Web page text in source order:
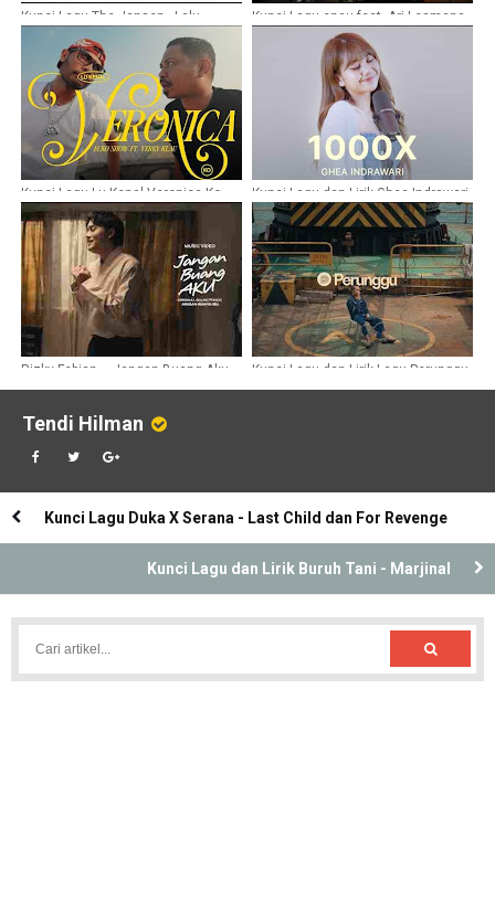
Kunci Lagu The Jansen - Lalu
Kunci Lagu enau feat. Ari Lesmana -
Kunci Lagu Lu Kenal Veronica Ko -
Ecko Show feat Verry Klau
Kunci Lagu dan Lirik Ghea Indrawari
- 1000X
Rizky Febian – Jangan Buang Aku
Kunci Lagu dan Lirik Lagu Perunggu
Tendi Hilman
Kunci Lagu Duka X Serana - Last Child dan For Revenge
Kunci Lagu dan Lirik Buruh Tani - Marjinal